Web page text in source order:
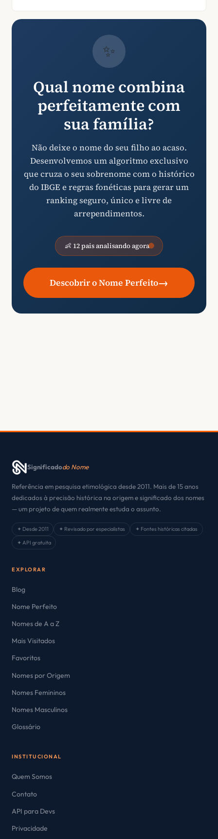
✨
Qual nome combina
perfeitamente com
sua família?
Não deixe o nome do seu filho ao acaso.
Desenvolvemos um algoritmo exclusivo
que cruza o seu sobrenome com o histórico
do IBGE e regras fonéticas para gerar um
ranking seguro, único e livre de
arrependimentos.
👶 12 pais analisando agora
Descobrir o Nome Perfeito→
Significadodo Nome
Referência em pesquisa etimológica desde 2011. Mais de 15 anos
dedicados à precisão histórica na origem e significado dos nomes
— um projeto de quem realmente estuda o assunto.
✦ Desde 2011 ✦ Revisado por especialistas
✦ Fontes históricas citadas
✦ API gratuita
EXPLORAR
Blog
Nome Perfeito
Nomes de A a Z
Mais Visitados
Favoritos
Nomes por Origem
Nomes Femininos
Nomes Masculinos
Glossário
INSTITUCIONAL
Quem Somos
Contato
API para Devs
Privacidade